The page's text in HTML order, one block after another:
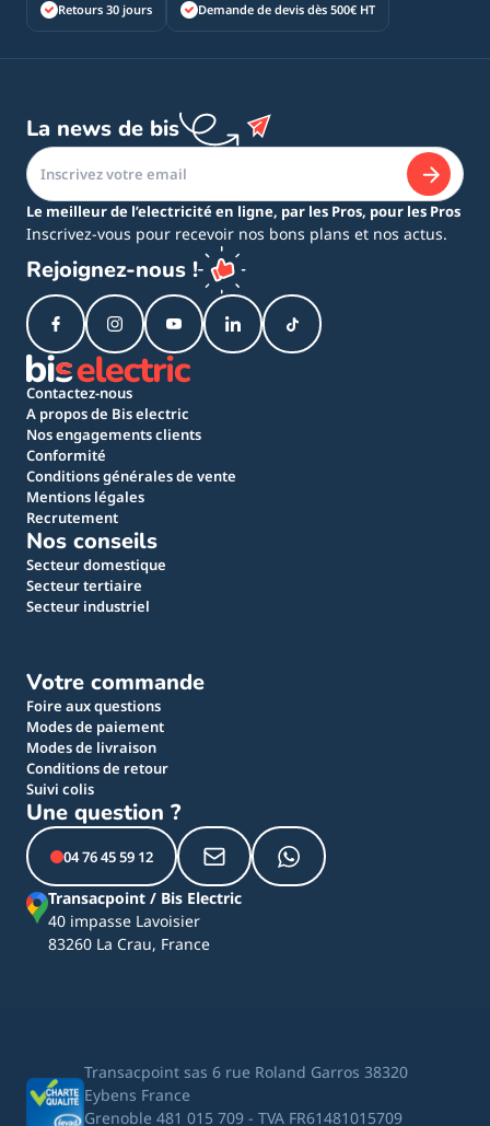
Retours 30 jours Demande de devis dès 500€ HT
La news de bis
Le meilleur de l’electricité en ligne, par les Pros, pour les Pros
Inscrivez-vous pour recevoir nos bons plans et nos actus.
Rejoignez-nous !
Contactez-nous
A propos de Bis electric
Nos engagements clients
Conformité
Conditions générales de vente
Mentions légales
Recrutement
Nos conseils
Secteur domestique
Secteur tertiaire
Secteur industriel
Votre commande
Foire aux questions
Modes de paiement
Modes de livraison
Conditions de retour
Suivi colis
Une question ?
04 76 45 59 12
Transacpoint / Bis Electric
40 impasse Lavoisier
83260 La Crau, France
Transacpoint sas 6 rue Roland Garros 38320
Eybens France
Grenoble 481 015 709 - TVA FR61481015709